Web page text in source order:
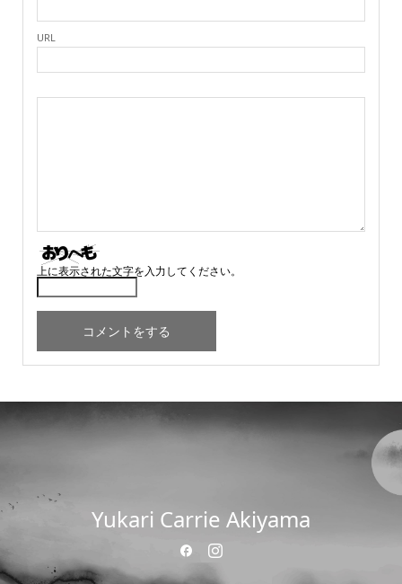
URL
上に表示された文字を入力してください。
Yukari Carrie Akiyama